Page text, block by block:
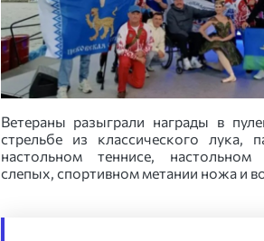
Ветераны разыграли награды в
стрельбе из классического лука,
настольном теннисе,
слепых, спортивном метании ножа и